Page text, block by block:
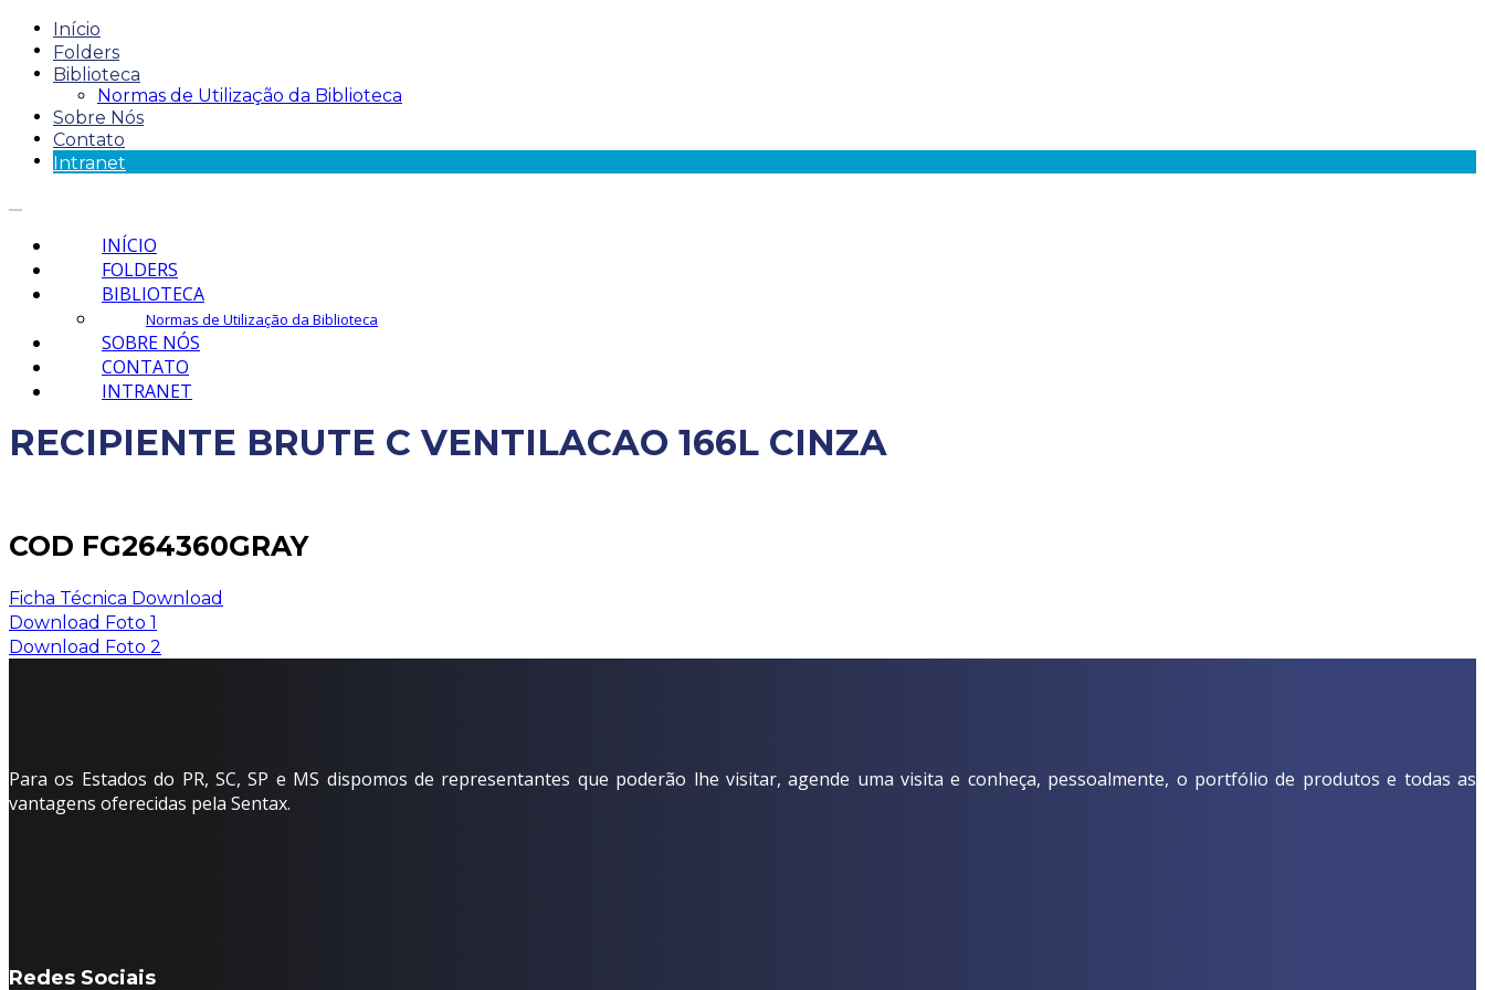
Início
Folders
Biblioteca
Normas de Utilização da Biblioteca
Sobre Nós
Contato
Intranet
INÍCIO
FOLDERS
BIBLIOTECA
Normas de Utilização da Biblioteca
SOBRE NÓS
CONTATO
INTRANET
RECIPIENTE BRUTE C VENTILACAO 166L CINZA
COD FG264360GRAY
Ficha Técnica Download
Download Foto 1
Download Foto 2
Para os Estados do PR, SC, SP e MS dispomos de representantes que poderão lhe visitar, agende uma visita e conheça, pessoalmente, o portfólio de produtos e todas as
vantagens oferecidas pela Sentax.
Redes Sociais